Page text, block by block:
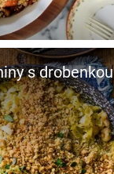
s drobenkou